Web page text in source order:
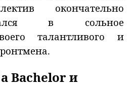
окончательно
в сольное
талантливого и
Bachelor и